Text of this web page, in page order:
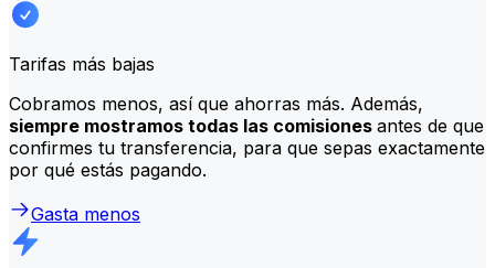
Tarifas más bajas
Cobramos menos, así que ahorras más. Además,
siempre mostramos todas las comisiones antes de que
confirmes tu transferencia, para que sepas exactamente
por qué estás pagando.
Gasta menos